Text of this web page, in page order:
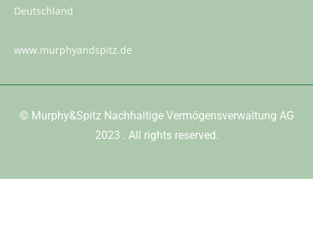
Deutschland
www.murphyandspitz.de
© Murphy&Spitz Nachhaltige Vermögensverwaltung AG
2023 . All rights reserved.